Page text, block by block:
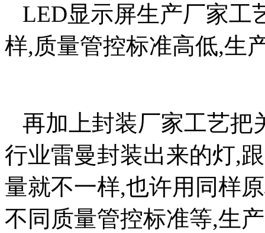
LED显示屏生产厂家工
样,质量管控标准高低,生
再加上封装厂家工艺把
行业雷曼封装出来的灯,
量就不一样,也许用同样
不同质量管控标准等,生